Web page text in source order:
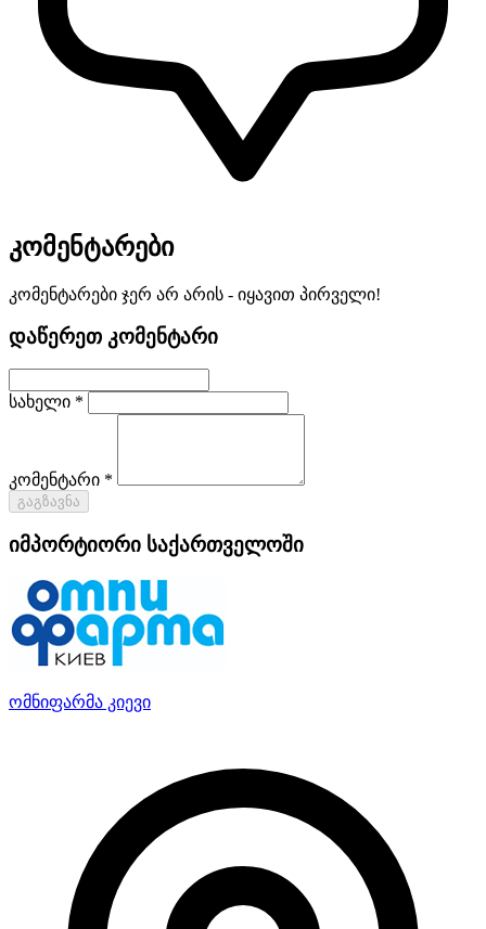
კომენტარები
კომენტარები ჯერ არ არის - იყავით პირველი!
დაწერეთ კომენტარი
სახელი *
კომენტარი *
გაგზავნა
იმპორტიორი საქართველოში
ომნიფარმა კიევი